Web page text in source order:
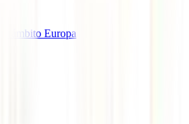
ámbito Europa